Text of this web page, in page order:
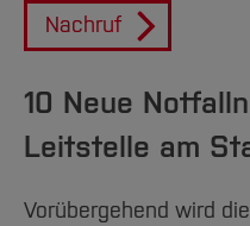
Nachruf
10 Neue
Leitstelle am
Vorübergehend wird